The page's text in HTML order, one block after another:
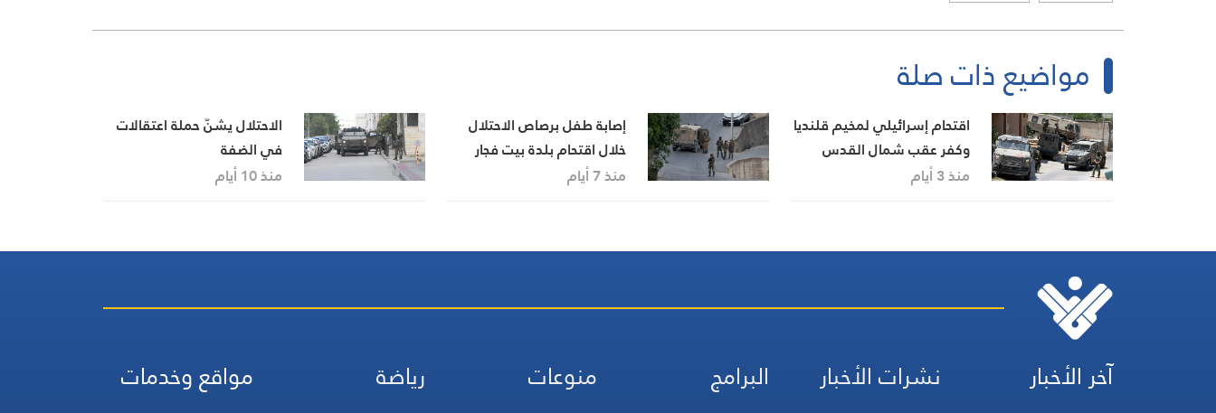
مواضيع ذات صلة
اقتحام إسرائيلي لمخيم قلنديا
وكفر عقب شمال القدس
ومنع صلاة الفجر
منذ 3 أيام
إصابة طفل برصاص الاحتلال
خلال اقتحام بلدة بيت فجار
جنوب الضفة
منذ 7 أيام
الاحتلال يشنّ حملة اعتقالات
في الضفة
منذ 10 أيام
آخر الأخبار نشرات الأخبار البرامج منوعات رياضة مواقع وخدمات